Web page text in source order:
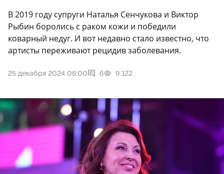
В 2019 году супруги Наталья Сенчукова и Виктор
Рыбин боролись с раком кожи и победили
коварный недуг. И вот недавно стало известно, что
артисты переживают рецидив заболевания.
25 декабря 2024 06:00 6 9 122